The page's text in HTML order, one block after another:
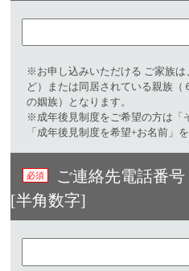
※お申し込みいただける ご家族
ど）または同居されている親族（
の姻族）となります。
※成年後見制度をご希望の方は「
「成年後見制度を希望+お名前」
ご連絡先電話番号
[半角数字]